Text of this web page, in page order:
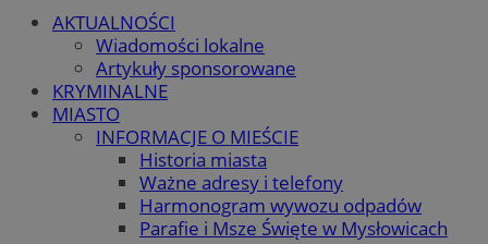
AKTUALNOŚCI
Wiadomości lokalne
Artykuły sponsorowane
KRYMINALNE
MIASTO
INFORMACJE O MIEŚCIE
Historia miasta
Ważne adresy i telefony
Harmonogram wywozu odpadów
Parafie i Msze Święte w Mysłowicach